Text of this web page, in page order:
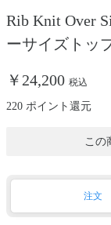
Rib Knit Over
ーサイズトッ
￥24,200 税込
220 ポイント還元
この
注文